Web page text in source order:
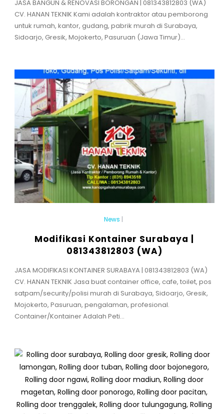
JASA BANGUN & RENOVASI BORONGAN | 081343812803 (WA)
CV. HANAN TEKNIK Kami adalah kontraktor atau pemborong
untuk rumah, kantor, gudang, pabrik murah di Surabaya,
Sidoarjo, Gresik, Mojokerto, Pasuruan (Jawa Timur)...
News |
Modifikasi Kontainer Surabaya |
081343812803 (WA)
JASA MODIFIKASI KONTAINER SURABAYA | 081343812803 (WA)
CV. HANAN TEKNIK Jasa buat container office, cafe, toilet, pos
satpam/security/polisi murah di Surabaya, Sidoarjo, Gresik,
Mojokerto, Pasuruan, pengalaman, profesional.
Container/Kontainer Adalah Peti...